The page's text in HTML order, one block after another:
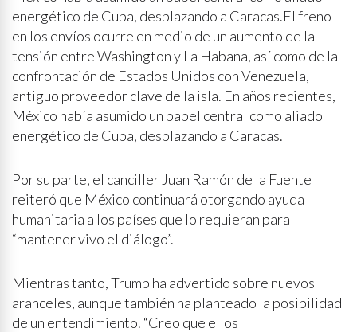
energético de Cuba, desplazando a Caracas.El freno
en los envíos ocurre en medio de un aumento de la
tensión entre Washington y La Habana, así como de la
confrontación de Estados Unidos con Venezuela,
antiguo proveedor clave de la isla. En años recientes,
México había asumido un papel central como aliado
energético de Cuba, desplazando a Caracas.
Por su parte, el canciller Juan Ramón de la Fuente
reiteró que México continuará otorgando ayuda
humanitaria a los países que lo requieran para
“mantener vivo el diálogo”.
Mientras tanto, Trump ha advertido sobre nuevos
aranceles, aunque también ha planteado la posibilidad
de un entendimiento. “Creo que ellos